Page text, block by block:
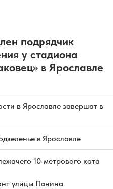
подрядчик
у стадиона
в Ярославле
в Ярославле завершат в
в Ярославле
10-метрового кота
улицы Панина